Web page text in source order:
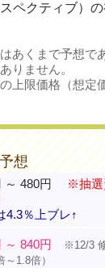
ペクティブ）
あくまで予想で
りません。
上限価格（想定
想
～ 480円
※抽選
4.3％上ブレ↑
～ 840円
※12/3
～1.8倍）